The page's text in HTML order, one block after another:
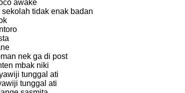
awake
tidak enak badan
nek ga di post
mbak niki
tunggal ati
tunggal ati